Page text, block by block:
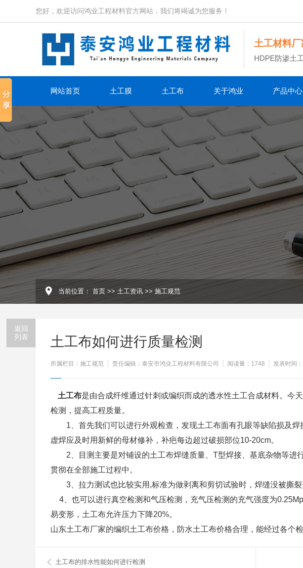
您好，欢迎访问鸿业工程材料官方网站，我们将竭诚为您服务！
土工材料
HDPE防渗土
网站首页 土工膜 土工布 关于鸿业 产品中心
当前位置： 首页 >> 土工资讯 >> 施工规范
返回
列表
土工布如何进行质量检测
所属栏目：施工规范 责任编辑：泰安市鸿业工程材料有限公司 阅读量：1748 发表时间
土工布是由合成纤维通过针刺或编织而成的透水性土工合成材料。今
检测，提高工程质量。
1、首先我们可以进行外观检查，发现土工布面有孔眼等缺陷损及焊
虚焊应及时用新鲜的母材修补，补疤每边超过破损部位10-20cm。
2、目测主要是对铺设的土工布焊缝质量、T型焊接、基底杂物等进
贯彻在全部施工过程中。
3、拉力测试也比较实用,标准为做剥离和剪切试验时，焊缝没被撕裂
4、也可以进行真空检测和气压检测，充气压检测的充气强度为
易变形，土工布允许压力下降20%。
山东土工布厂家的编织土工布价格，防水土工布价格合理，能经过各个
土工布的排水性能如何进行检测